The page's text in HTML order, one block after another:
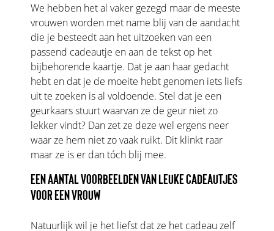
We hebben het al vaker gezegd maar de meeste
vrouwen worden met name blij van de aandacht
die je besteedt aan het uitzoeken van een
passend cadeautje en aan de tekst op het
bijbehorende kaartje. Dat je aan haar gedacht
hebt en dat je de moeite hebt genomen iets liefs
uit te zoeken is al voldoende. Stel dat je een
geurkaars stuurt waarvan ze de geur niet zo
lekker vindt? Dan zet ze deze wel ergens neer
waar ze hem niet zo vaak ruikt. Dit klinkt raar
maar ze is er dan tóch blij mee.
EEN AANTAL VOORBEELDEN VAN LEUKE CADEAUTJES
VOOR EEN VROUW
Natuurlijk wil je het liefst dat ze het cadeau zelf